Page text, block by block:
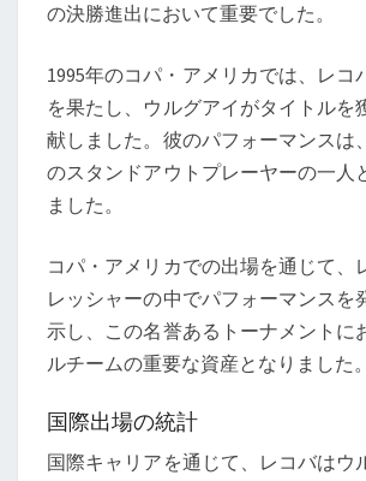
の決勝進出において重要でした。
1995年のコパ・アメリカでは、レコ
を果たし、ウルグアイがタイトルを
献しました。彼のパフォーマンスは
のスタンドアウトプレーヤーの一人
ました。
コパ・アメリカでの出場を通じて、
レッシャーの中でパフォーマンスを
示し、この名誉あるトーナメントに
ルチームの重要な資産となりました。
国際出場の統計
国際キャリアを通じて、レコバはウ